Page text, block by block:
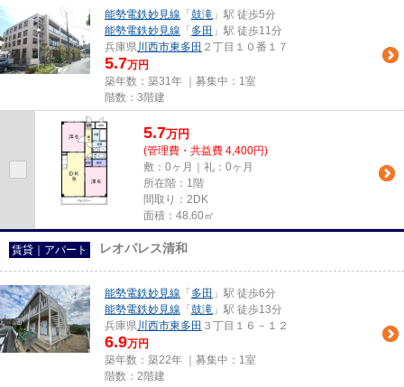
能勢電鉄妙見線 「 鼓滝 」駅 徒歩5分
能勢電鉄妙見線 「 多田 」駅 徒歩11分
兵庫県川西市東多田 ２丁目１０番１７
5.7万円
築年数：築31年 ｜募集中： 1室
階数：3階建
5.7万円
(管理費・共益費 4,400円)
敷：0ヶ月｜礼：0ヶ月
所在階：1階
間取り：2DK
面積：48.60㎡
賃貸｜アパート レオパレス清和
能勢電鉄妙見線 「 多田 」駅 徒歩6分
能勢電鉄妙見線 「 鼓滝 」駅 徒歩13分
兵庫県川西市東多田 ３丁目１６－１２
6.9万円
築年数：築22年 ｜募集中： 1室
階数：2階建